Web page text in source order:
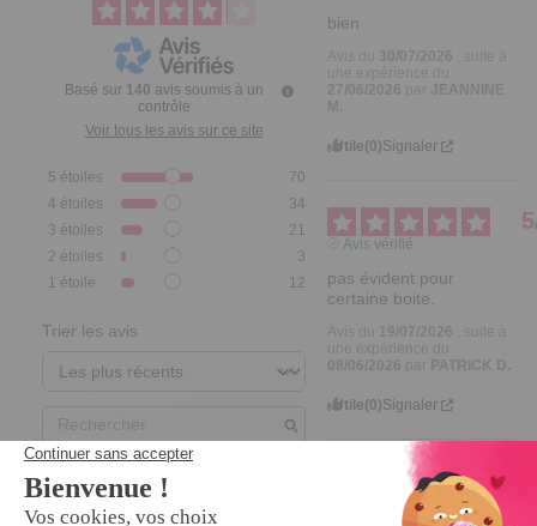
Basé sur 140 avis soumis à un
contrôle
Voir tous les avis sur ce site
5 étoiles
70
4 étoiles
34
3 étoiles
21
2 étoiles
3
1 étoile 12
Trier les avis
bien
Utile(0)Signaler
5
Avis vérifié
pas évident pour
certaine boite.
19/07/2026
08/06/2026
par PATRICK D.
Utile(0)Signaler
Avis vérifié